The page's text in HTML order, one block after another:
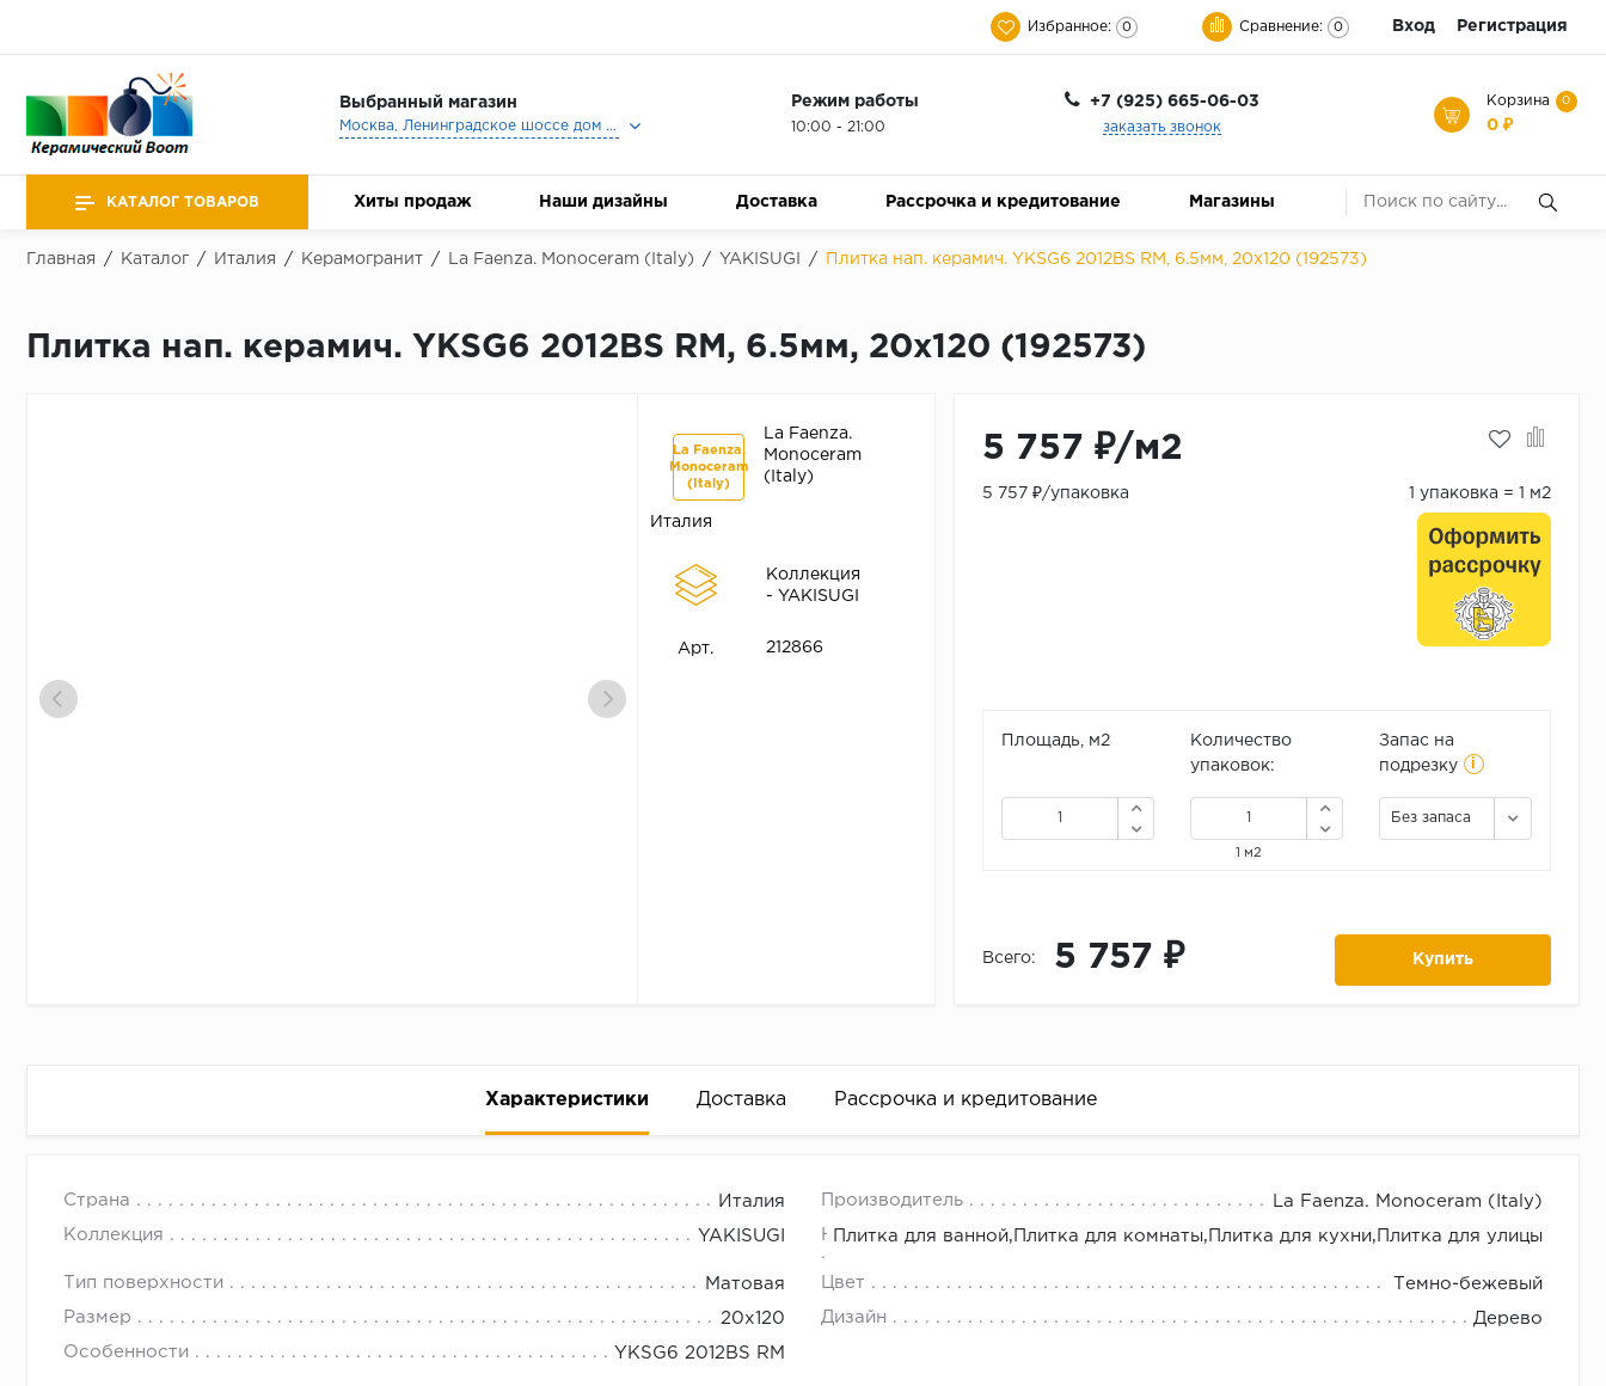
Избранное: 0 Сравнение: 0 Вход Регистрация
Выбранный магазин
Москва, Ленинградское шоссе дом 25, Торговый Центр Family Room, 2-ой этаж, Магазин Керамический Бум.
Режим работы
10:00 - 21:00
+7 (925) 665-06-03
заказать звонок
Корзина 0
0 ₽
КАТАЛОГ ТОВАРОВ Хиты продаж Наши дизайны Доставка Рассрочка и кредитование Магазины
Главная / Каталог / Италия / Керамогранит / La Faenza. Monoceram (Italy) / YAKISUGI / Плитка нап. керамич. YKSG6 2012BS RM, 6.5мм, 20x120 (192573)
Плитка нап. керамич. YKSG6 2012BS RM, 6.5мм, 20x120 (192573)
La Faenza.
Monoceram
(Italy)
La Faenza.
Monoceram
(Italy)
Италия
Коллекция
- YAKISUGI
Арт. 212866
5 757 ₽/м2
5 757 ₽/упаковка 1 упаковка = 1 м2
Площадь, м2
Количество
упаковок:
1 м2
Запас на
подрезку
i
Без запаса
Всего: 5 757 ₽ Купить
Характеристики Доставка Рассрочка и кредитование
Страна Италия Производитель La Faenza. Monoceram (Italy)
Коллекция YAKISUGI Назначение
Плитка для ванной,Плитка для комнаты,Плитка для кухни,Плитка для улицы
Тип поверхности Матовая Цвет Темно-бежевый
Размер 20x120 Дизайн Дерево
Особенности YKSG6 2012BS RM
Рассрочка беспроцентная: вы не платите за пользование деньгами